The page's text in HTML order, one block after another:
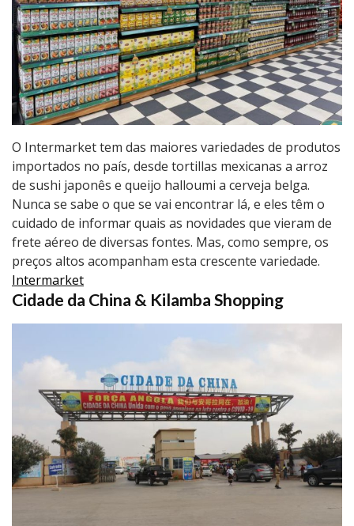
O Intermarket tem das maiores variedades de produtos
importados no país, desde tortillas mexicanas a arroz
de sushi japonês e queijo halloumi a cerveja belga.
Nunca se sabe o que se vai encontrar lá, e eles têm o
cuidado de informar quais as novidades que vieram de
frete aéreo de diversas fontes. Mas, como sempre, os
preços altos acompanham esta crescente variedade.
Intermarket
Cidade da China & Kilamba Shopping